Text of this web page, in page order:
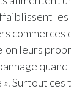
commerces
leurs
quand
». Surtout